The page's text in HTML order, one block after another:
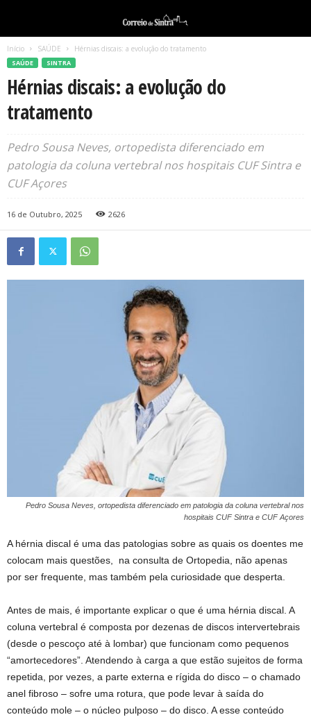
Início SAÚDE Hérnias discais: a evolução do tratamento
SAÚDE SINTRA
Hérnias discais: a evolução do
tratamento
Pedro Sousa Neves, ortopedista diferenciado em
patologia da coluna vertebral nos hospitais CUF Sintra e
CUF Açores
16 de Outubro, 2025 2626
Pedro Sousa Neves, ortopedista diferenciado em patologia da coluna vertebral nos
hospitais CUF Sintra e CUF Açores
A hérnia discal é uma das patologias sobre as quais os doentes me
colocam mais questões, na consulta de Ortopedia, não apenas
por ser frequente, mas também pela curiosidade que desperta.
Antes de mais, é importante explicar o que é uma hérnia discal. A
coluna vertebral é composta por dezenas de discos intervertebrais
(desde o pescoço até à lombar) que funcionam como pequenos
“amortecedores”. Atendendo à carga a que estão sujeitos de forma
repetida, por vezes, a parte externa e rígida do disco – o chamado
anel fibroso – sofre uma rotura, que pode levar à saída do
conteúdo mole – o núcleo pulposo – do disco. A esse conteúdo